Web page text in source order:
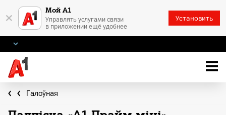
× Мой А1
Управлять услугами связи
в приложении ещё удобнее
Установить
Галоўная